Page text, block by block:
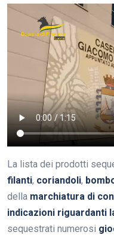
La lista dei prodotti
filanti, coriandoli,
della marchiatura di
indicazioni riguardanti
sequestrati numerosi